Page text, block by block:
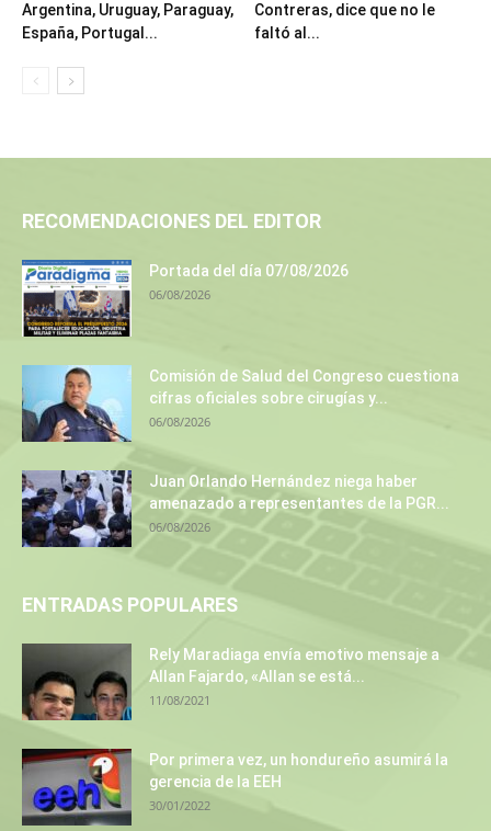
Argentina, Uruguay, Paraguay,
España, Portugal...
Contreras, dice que no le
faltó al...
RECOMENDACIONES DEL EDITOR
Portada del día 07/08/2026
06/08/2026
Comisión de Salud del Congreso cuestiona
cifras oficiales sobre cirugías y...
06/08/2026
Juan Orlando Hernández niega haber
amenazado a representantes de la PGR...
06/08/2026
ENTRADAS POPULARES
Rely Maradiaga envía emotivo mensaje a
Allan Fajardo, «Allan se está...
11/08/2021
Por primera vez, un hondureño asumirá la
gerencia de la EEH
30/01/2022